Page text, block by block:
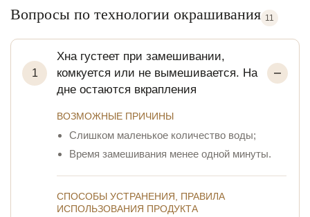
Вопросы по технологии окрашивания 11
1
Хна густеет при замешивании,
комкуется или не вымешивается. На
дне остаются вкрапления
ВОЗМОЖНЫЕ ПРИЧИНЫ
Слишком маленькое количество воды;
Время замешивания менее одной минуты.
СПОСОБЫ УСТРАНЕНИЯ, ПРАВИЛА
ИСПОЛЬЗОВАНИЯ ПРОДУКТА